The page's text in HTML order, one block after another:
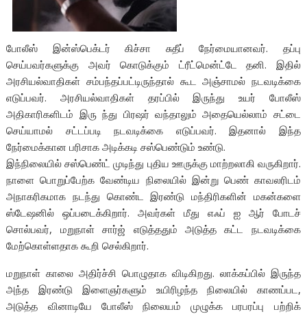
போலீஸ் இன்ஸ்பெக்டர் கிச்சா சுதீப் நேர்மையானவர். தப்பு
செய்பவர்களுக்கு அவர் கொடுக்கும் ட்ரீட்மென்ட்டே தனி. இதில்
அரசியல்வாதிகள் சம்பந்தப்பட்டிருந்தால் கூட அஞ்சாமல் நடவடிக்கை
எடுப்பவர். அரசியல்வாதிகள் தரப்பில் இருந்து உயர் போலீஸ்
அதிகாரிகளிடம் இரு ந்து பிரஷர் வந்தாலும் அதையெல்லாம் சட்டை
செய்யாமல் சட்டப்படி நடவடிக்கை எடுப்பவர். இதனால் இந்த
நேர்மைக்கான பரிசாக அடிக்கடி சஸ்பெண்டும் உண்டு.
இந்நிலையில் சஸ்பெண்ட் முடிந்து புதிய ஊருக்கு மாற்றலாகி வருகிறார்.
நாளை பொறுப்பேற்க வேண்டிய நிலையில் இன்று பெண் காவலரிடம்
அநாகரிகமாக நடந்து கொண்ட இரண்டு மந்திரிகளின் மகன்களை
ஸ்டேஷனில் ஒப்படைக்கிறார். அவர்கள் மீது எஃப் ஐ ஆர் போடச்
சொல்பவர், மறுநாள் சார்ஜ் எடுத்ததும் அடுத்த கட்ட நடவடிக்கை
மேற்கொள்ளதாக கூறி செல்கிறார்.
மறுநாள் காலை அதிர்ச்சி பொழுதாக விடிகிறது. லாக்கப்பில் இருந்த
அந்த இரண்டு இளைஞர்களும் உயிரிழந்த நிலையில் காணப்பட,
அடுத்த வினாடியே போலீஸ் நிலையம் முழுக்க பரபரப்பு பற்றிக்